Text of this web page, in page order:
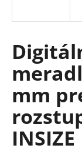
mm
INSIZE
s
ť
?